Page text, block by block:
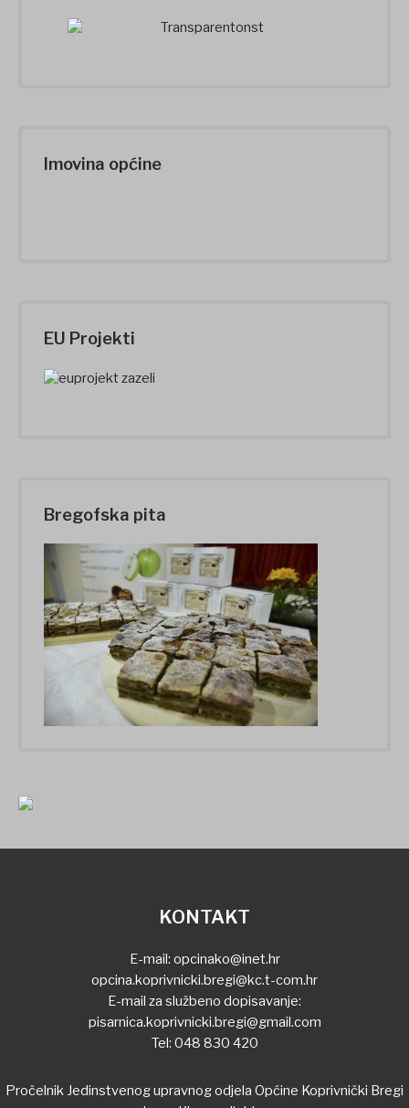
Imovina općine
EU Projekti
Bregofska pita
KONTAKT
E-mail: opcinako@inet.hr
opcina.koprivnicki.bregi@kc.t-com.hr
E-mail za službeno dopisavanje:
pisarnica.koprivnicki.bregi@gmail.com
Tel: 048 830 420
Pročelnik Jedinstvenog upravnog odjela Općine Koprivnički Bregi